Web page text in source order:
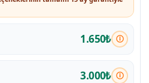
1.650₺
3.000₺